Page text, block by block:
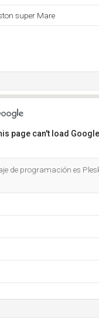
super Mare
page can't load
de programación es